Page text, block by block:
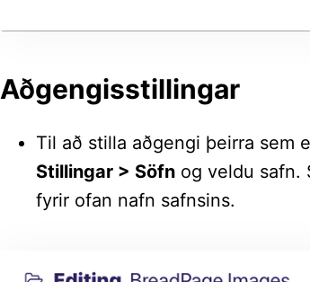
Aðgengisstillingar
Til að stilla aðgengi þeirra sem
Stillingar > Söfn og veldu safn.
fyrir ofan nafn safnsins.